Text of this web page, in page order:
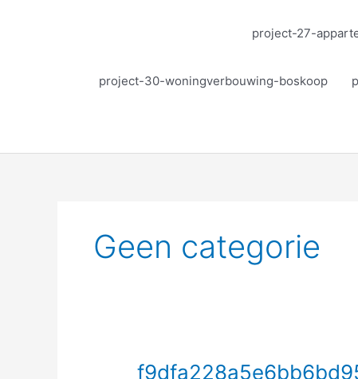
project-27-
project-30-woningverbouwing-boskoop
Geen categorie
f9dfa228a5e6bb6bd957b914446efb4d